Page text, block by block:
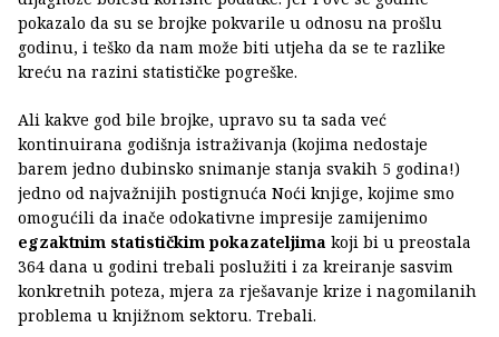
pokazalo da su se brojke pokvarile u odnosu na prošlu
godinu, i teško da nam može biti utjeha da se te razlike
kreću na razini statističke pogreške.
Ali kakve god bile brojke, upravo su ta sada već
kontinuirana godišnja istraživanja (kojima nedostaje
barem jedno dubinsko snimanje stanja svakih 5 godina!)
jedno od najvažnijih postignuća Noći knjige, kojime smo
omogućili da inače odokativne impresije zamijenimo
egzaktnim statističkim pokazateljima koji bi u preostala
364 dana u godini trebali poslužiti i za kreiranje sasvim
konkretnih poteza, mjera za rješavanje krize i nagomilanih
problema u knjižnom sektoru. Trebali.